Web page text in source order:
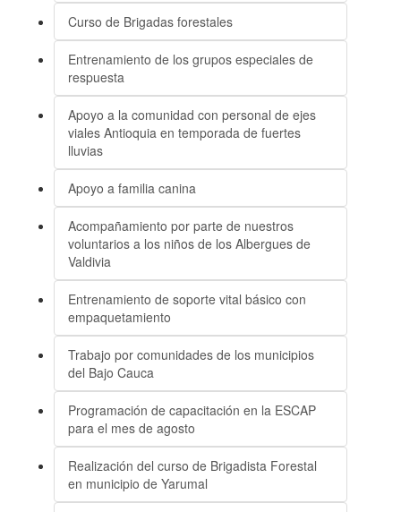
Curso de Brigadas forestales
Entrenamiento de los grupos especiales de
respuesta
Apoyo a la comunidad con personal de ejes
viales Antioquia en temporada de fuertes
lluvias
Apoyo a familia canina
Acompañamiento por parte de nuestros
voluntarios a los niños de los Albergues de
Valdivia
Entrenamiento de soporte vital básico con
empaquetamiento
Trabajo por comunidades de los municipios
del Bajo Cauca
Programación de capacitación en la ESCAP
para el mes de agosto
Realización del curso de Brigadista Forestal
en municipio de Yarumal